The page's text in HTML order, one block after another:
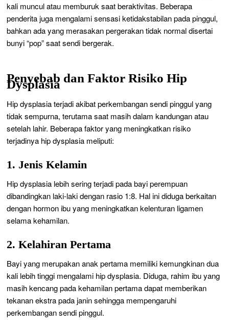
kali muncul atau memburuk saat beraktivitas. Beberapa
penderita juga mengalami sensasi ketidakstabilan pada pinggul,
bahkan ada yang merasakan pergerakan tidak normal disertai
bunyi “pop” saat sendi bergerak.
Penyebab dan Faktor Risiko Hip
Dysplasia
Hip dysplasia terjadi akibat perkembangan sendi pinggul yang
tidak sempurna, terutama saat masih dalam kandungan atau
setelah lahir. Beberapa faktor yang meningkatkan risiko
terjadinya hip dysplasia meliputi:
1. Jenis Kelamin
Hip dysplasia lebih sering terjadi pada bayi perempuan
dibandingkan laki-laki dengan rasio 1:8. Hal ini diduga berkaitan
dengan hormon ibu yang meningkatkan kelenturan ligamen
selama kehamilan.
2. Kelahiran Pertama
Bayi yang merupakan anak pertama memiliki kemungkinan dua
kali lebih tinggi mengalami hip dysplasia. Diduga, rahim ibu yang
masih kencang pada kehamilan pertama dapat memberikan
tekanan ekstra pada janin sehingga mempengaruhi
perkembangan sendi pinggul.